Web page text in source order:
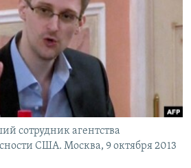
сотрудник агентства
США. Москва, 9 октября 2013